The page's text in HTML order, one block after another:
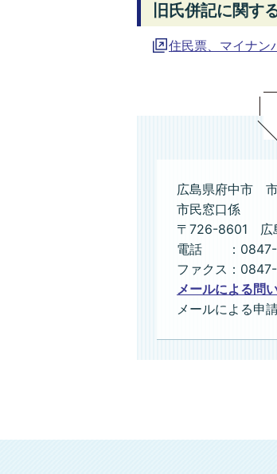
旧氏併記に関す
住民票、マイナン
広島県府中市
市民窓口係
〒726-8601 広
電話 ：0847-
ファクス：
メールによる問
メールによる申